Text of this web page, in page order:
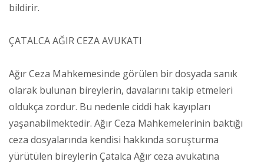
bildirir.
ÇATALCA AĞIR CEZA AVUKATI
Ağır Ceza Mahkemesinde görülen bir dosyada sanık
olarak bulunan bireylerin, davalarını takip etmeleri
oldukça zordur. Bu nedenle ciddi hak kayıpları
yaşanabilmektedir. Ağır Ceza Mahkemelerinin baktığı
ceza dosyalarında kendisi hakkında soruşturma
yürütülen bireylerin Çatalca Ağır ceza avukatına